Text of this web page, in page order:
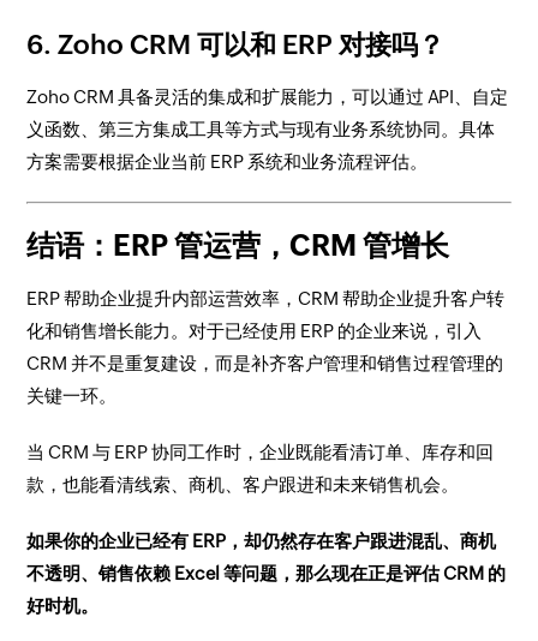
6. Zoho CRM 可以和 ERP 对接吗？
Zoho CRM 具备灵活的集成和扩展能力，可以通过 API、自定
义函数、第三方集成工具等方式与现有业务系统协同。具体
方案需要根据企业当前 ERP 系统和业务流程评估。
结语：ERP 管运营，CRM 管增长
ERP 帮助企业提升内部运营效率，CRM 帮助企业提升客户转
化和销售增长能力。对于已经使用 ERP 的企业来说，引入
CRM 并不是重复建设，而是补齐客户管理和销售过程管理的
关键一环。
当 CRM 与 ERP 协同工作时，企业既能看清订单、库存和回
款，也能看清线索、商机、客户跟进和未来销售机会。
如果你的企业已经有 ERP，却仍然存在客户跟进混乱、商机
不透明、销售依赖 Excel 等问题，那么现在正是评估 CRM 的
好时机。